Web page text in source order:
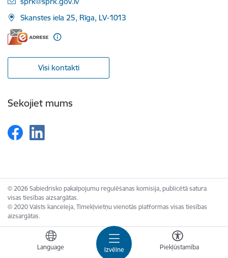
Izvēlne
Language Piekļūstamība
Skanstes iela 25, Rīga, LV-1013
Visi kontakti
Sekojiet mums
© 2026 Sabiedrisko pakalpojumu regulēšanas komisija, publicētā satura
visas tiesības aizsargātas.
© 2020 Valsts kanceleja, Tīmekļvietņu vienotās platformas visas tiesības
aizsargātas.